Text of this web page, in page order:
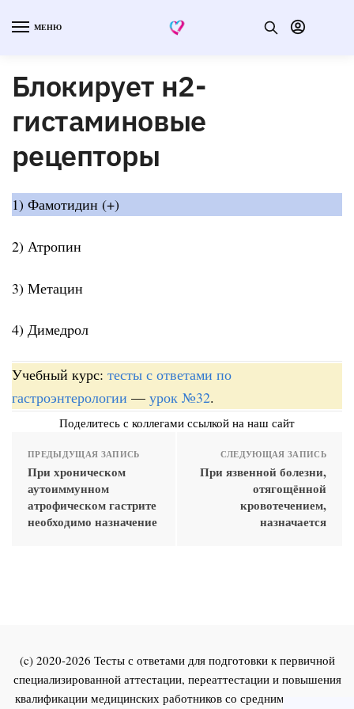
МЕНЮ
Блокиpует н2-
гистаминовые
pецептоpы
1) Фамотидин (+)
2) Атpопин
3) Метацин
4) Димедpол
Учебный курс: тесты с ответами по
гастроэнтерологии — урок №32.
Поделитесь с коллегами ссылкой на наш сайт
ПРЕДЫДУЩАЯ ЗАПИСЬ
При хроническом
аутоиммунном
атрофическом гастрите
необходимо назначение
СЛЕДУЮЩАЯ ЗАПИСЬ
При язвенной болезни,
отягощённой
кровотечением,
назначается
(c) 2020-2026 Тесты с ответами для подготовки к первичной
специализированной аттестации, переаттестации и повышения
квалификации медицинских работников со средним и высшим